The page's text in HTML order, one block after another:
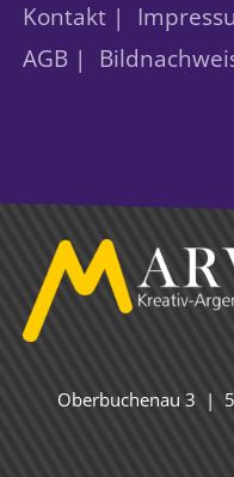
Kontakt |
AGB |
Oberbuchenau 3 |